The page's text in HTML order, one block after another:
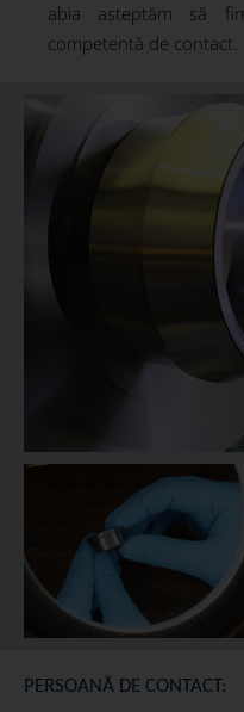
abia așteptăm să
competentă de contact.
PERSOANĂ DE CONTACT: